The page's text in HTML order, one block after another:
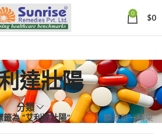
0 $0
達壯陽
分類
籤為 “艾利達壯陽” 顯示單一結果